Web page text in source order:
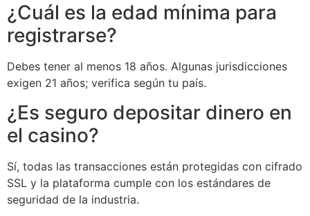
¿Cuál es la edad mínima para
registrarse?
Debes tener al menos 18 años. Algunas jurisdicciones
exigen 21 años; verifica según tu país.
¿Es seguro depositar dinero en
el casino?
Sí, todas las transacciones están protegidas con cifrado
SSL y la plataforma cumple con los estándares de
seguridad de la industria.